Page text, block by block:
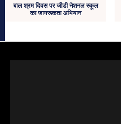
बाल श्रम दिवस पर जीडी नेशनल स्कूल
का जागरूकता अभियान